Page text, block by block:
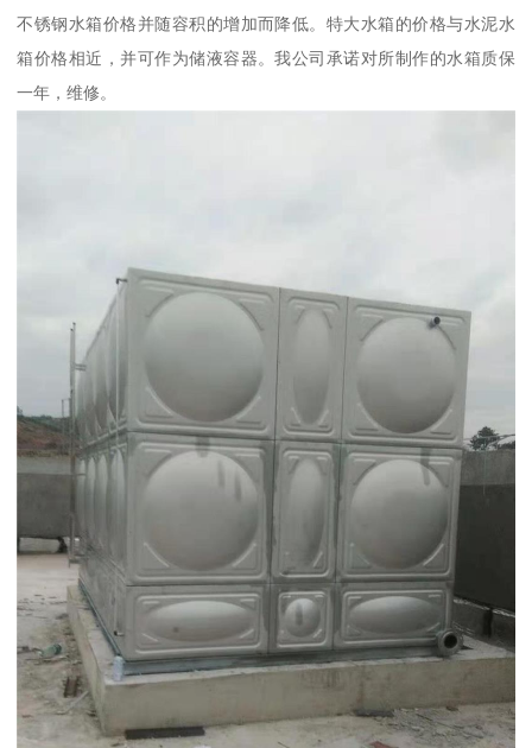
不锈钢水箱价格并随容积的增加而降低。特大水箱的价格与水泥水
箱价格相近，并可作为储液容器。我公司承诺对所制作的水箱质保
一年，维修。